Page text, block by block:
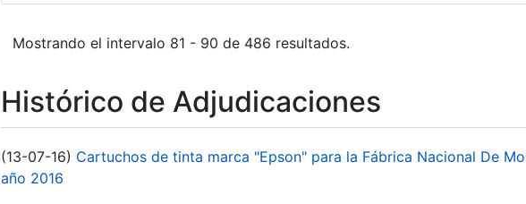
Mostrando el intervalo 81 - 90 de 486 resultados.
Histórico de Adjudicaciones
(13-07-16) Cartuchos de tinta marca "Epson" para la Fábrica Nacional De
año 2016